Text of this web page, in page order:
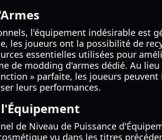
l'équipement indésirable est
les joueurs ont la possibilité de
essentielles utilisées pour
de modding d'armes dédié. Au
» parfaite, les joueurs
leurs performances.
de Niveau de Puissance
vu dans les titres